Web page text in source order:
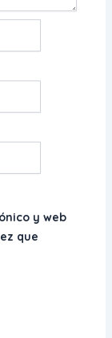
y web
que